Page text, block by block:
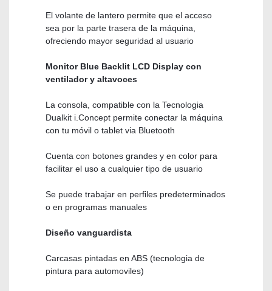
El volante de lantero permite que el acceso
sea por la parte trasera de la máquina,
ofreciendo mayor seguridad al usuario
Monitor Blue Backlit LCD Display con
ventilador y altavoces
La consola, compatible con la Tecnologia
Dualkit i.Concept permite conectar la máquina
con tu móvil o tablet via Bluetooth
Cuenta con botones grandes y en color para
facilitar el uso a cualquier tipo de usuario
Se puede trabajar en perfiles predeterminados
o en programas manuales
Diseño vanguardista
Carcasas pintadas en ABS (tecnologia de
pintura para automoviles)